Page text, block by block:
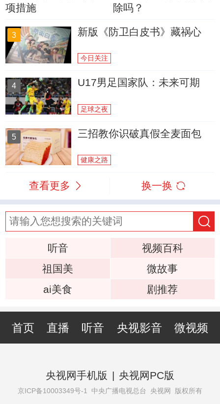
项措施
除吗？
3 新版《防卫白皮书》藏祸心
今日关注
4 U17男足国家队：未来可期
足球之夜
5 三招教你识破真假全麦面包
健康之路
查看更多 换一换
听音
视频百科
祖国美
微故事
ai美食
剧推荐
首页 直播 听音 央视影音 微视频
央视网手机版 | 央视网PC版
京ICP备10003349号-1 中央广播电视总台 央视网 版权所有